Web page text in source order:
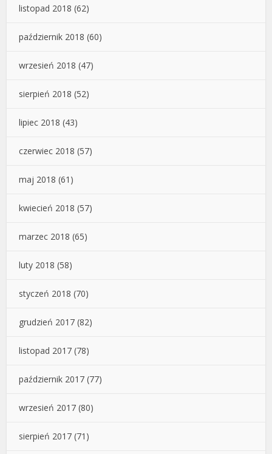
listopad 2018 (62)
październik 2018 (60)
wrzesień 2018 (47)
sierpień 2018 (52)
lipiec 2018 (43)
czerwiec 2018 (57)
maj 2018 (61)
kwiecień 2018 (57)
marzec 2018 (65)
luty 2018 (58)
styczeń 2018 (70)
grudzień 2017 (82)
listopad 2017 (78)
październik 2017 (77)
wrzesień 2017 (80)
sierpień 2017 (71)